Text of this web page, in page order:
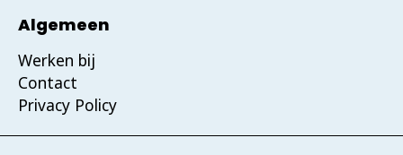
Algemeen
Werken bij
Contact
Privacy Policy